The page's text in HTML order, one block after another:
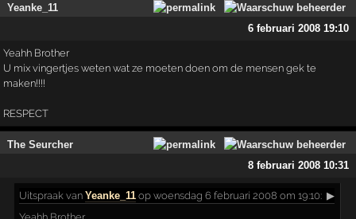
Yeanke_11
6 februari 2008 19:10
Yeahh Brother
U mix vingertjes weten wat ze moeten doen om de mensen gek te
maken!!!!
RESPECT
The Seurcher
8 februari 2008 10:31
Uitspraak vanYeanke_11 op woensdag 6 februari 2008 om 19:10: ▶